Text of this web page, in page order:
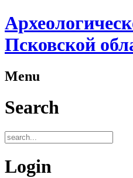
Псковской
Menu
Search
Login